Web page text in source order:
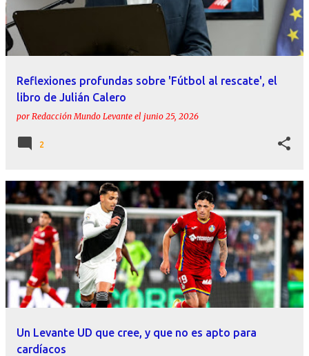
r
a
d
Reflexiones profundas sobre 'Fútbol al rescate', el
libro de Julián Calero
por Redacción Mundo Levante el junio 25, 2026
2
Un Levante UD que cree, y que no es apto para
cardíacos